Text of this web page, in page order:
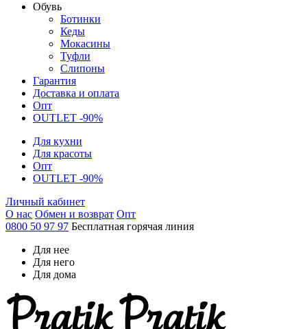
Обувь
Ботинки
Кеды
Мокасины
Туфли
Слипоны
Гарантия
Доставка и оплата
Опт
OUTLET -90%
Для кухни
Для красоты
Опт
OUTLET -90%
Личный кабинет
О нас Обмен и возврат Опт
0800 50 97 97 Бесплатная горячая линия
Для нее
Для него
Для дома